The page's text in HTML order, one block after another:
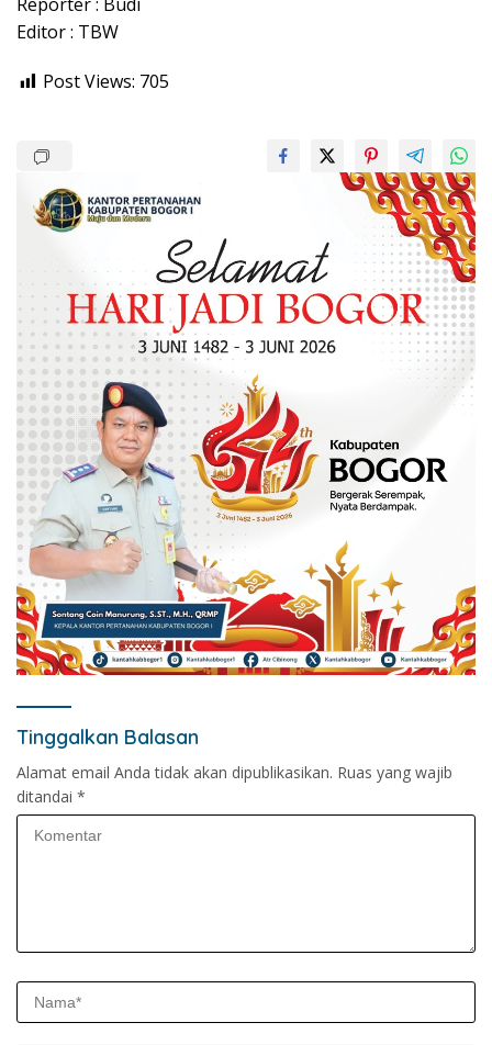
Editor : TBW
Post Views: 705
Tinggalkan Balasan
Alamat email Anda tidak akan dipublikasikan. Ruas yang wajib
ditandai *